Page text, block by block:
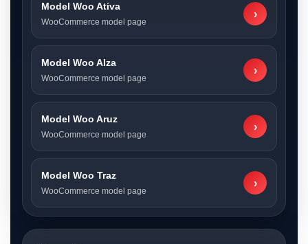
Model Woo Ativa
WooCommerce model page
›
Model Woo Alza
WooCommerce model page
›
Model Woo Aruz
WooCommerce model page
›
Model Woo Traz
WooCommerce model page
›